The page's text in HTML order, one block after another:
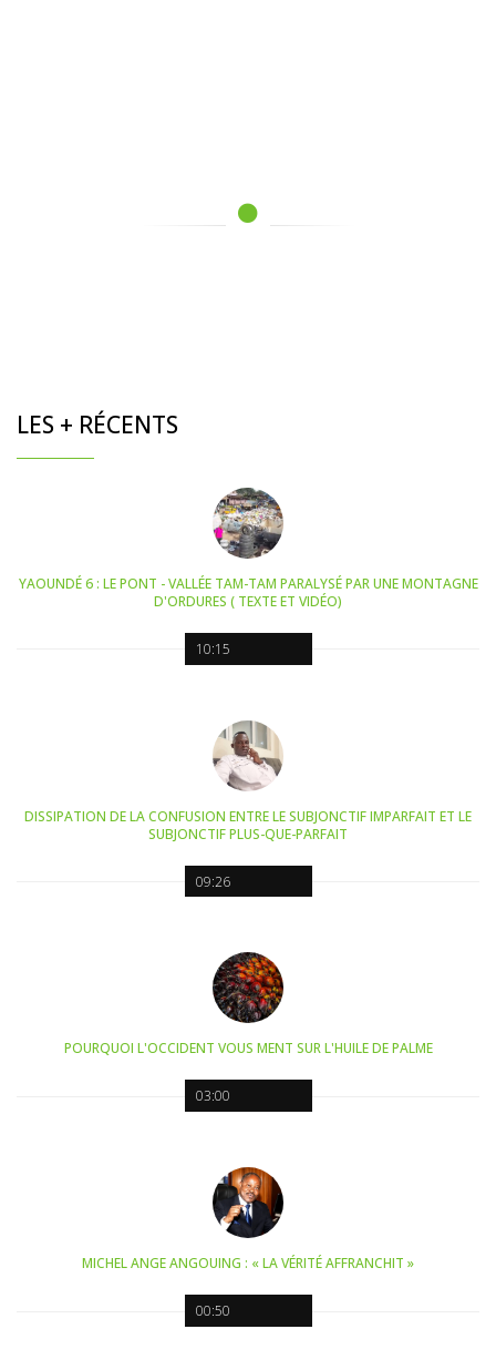
LES + RÉCENTS
10:15
YAOUNDÉ 6 : LE PONT - VALLÉE TAM-TAM PARALYSÉ PAR UNE MONTAGNE
D'ORDURES ( TEXTE ET VIDÉO)
09:26
DISSIPATION DE LA CONFUSION ENTRE LE SUBJONCTIF IMPARFAIT ET LE
SUBJONCTIF PLUS-QUE-PARFAIT
03:00
POURQUOI L'OCCIDENT VOUS MENT SUR L'HUILE DE PALME
00:50
MICHEL ANGE ANGOUING : « LA VÉRITÉ AFFRANCHIT »